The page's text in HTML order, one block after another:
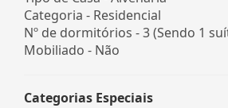
Categoria - Residencial
Nº de dormitórios - 3 (Sendo 1
Mobiliado - Não
Categorias Especiais